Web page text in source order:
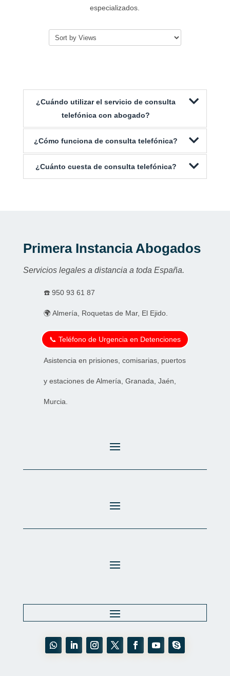
especializados.
¿Cuándo utilizar el servicio de consulta
telefónica con abogado?
¿Cómo funciona de consulta telefónica?
¿Cuánto cuesta de consulta telefónica?
Primera Instancia Abogados
Servicios legales a distancia a toda España.
☎️ 950 93 61 87
🌍 Almería, Roquetas de Mar, El Ejido.
📞 Teléfono de Urgencia en Detenciones
Asistencia en prisiones, comisarias, puertos
y estaciones de Almería, Granada, Jaén,
Murcia.